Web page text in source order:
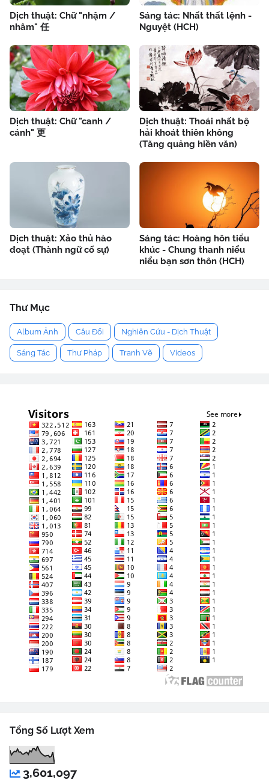
Dịch thuật: Chữ "nhậm /
nhâm" 任
Sáng tác: Nhất thất lệnh -
Nguyệt (HCH)
Dịch thuật: Chữ "canh /
cánh" 更
Dịch thuật: Thoái nhất bộ
hải khoát thiên không
(Tăng quảng hiền văn)
Dịch thuật: Xảo thủ hào
đoạt (Thành ngữ cố sự)
Sáng tác: Hoàng hôn tiểu
khúc - Chung thanh niểu
niểu bạn sơn thôn (HCH)
Thư Mục
Album Ảnh Câu Đối Nghiên Cứu - Dịch Thuật
Sáng Tác Thư Pháp Tranh Vẽ Videos
Tổng Số Lượt Xem
3,601,097